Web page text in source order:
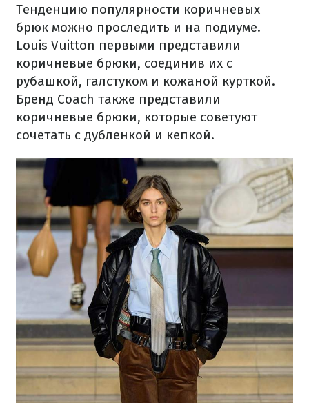
Тенденцию популярности коричневых
брюк можно проследить и на подиуме.
Louis Vuitton первыми представили
коричневые брюки, соединив их с
рубашкой, галстуком и кожаной курткой.
Бренд Coach также представили
коричневые брюки, которые советуют
сочетать с дубленкой и кепкой.